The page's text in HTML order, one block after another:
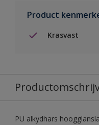
Product
Krasvast
PU alkydhars